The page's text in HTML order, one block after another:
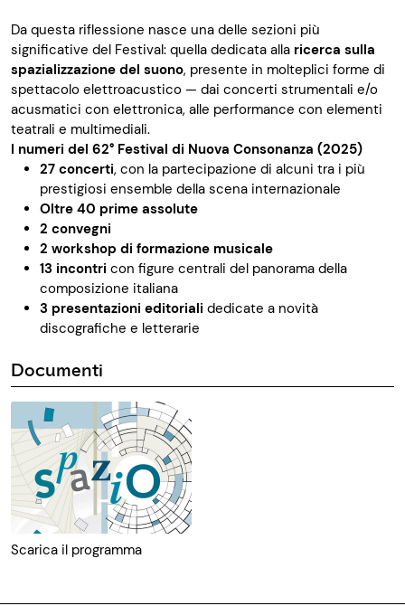
Da questa riflessione nasce una delle sezioni più
significative del Festival: quella dedicata alla ricerca sulla
spazializzazione del suono, presente in molteplici forme di
spettacolo elettroacustico — dai concerti strumentali e/o
acusmatici con elettronica, alle performance con elementi
teatrali e multimediali.
I numeri del 62° Festival di Nuova Consonanza (2025)
27 concerti, con la partecipazione di alcuni tra i più
prestigiosi ensemble della scena internazionale
Oltre 40 prime assolute
2 convegni
2 workshop di formazione musicale
13 incontri con figure centrali del panorama della
composizione italiana
3 presentazioni editoriali dedicate a novità
discografiche e letterarie
Documenti
Scarica il programma